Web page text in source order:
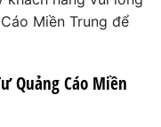
Miền Trung để
Quảng Cáo Miền